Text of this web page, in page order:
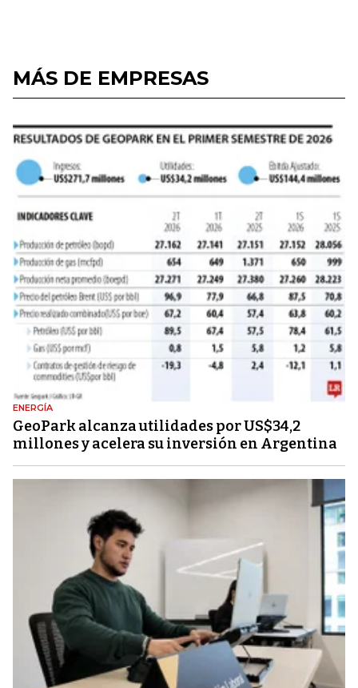
MÁS DE EMPRESAS
ENERGÍA
GeoPark alcanza utilidades por US$34,2
millones y acelera su inversión en Argentina